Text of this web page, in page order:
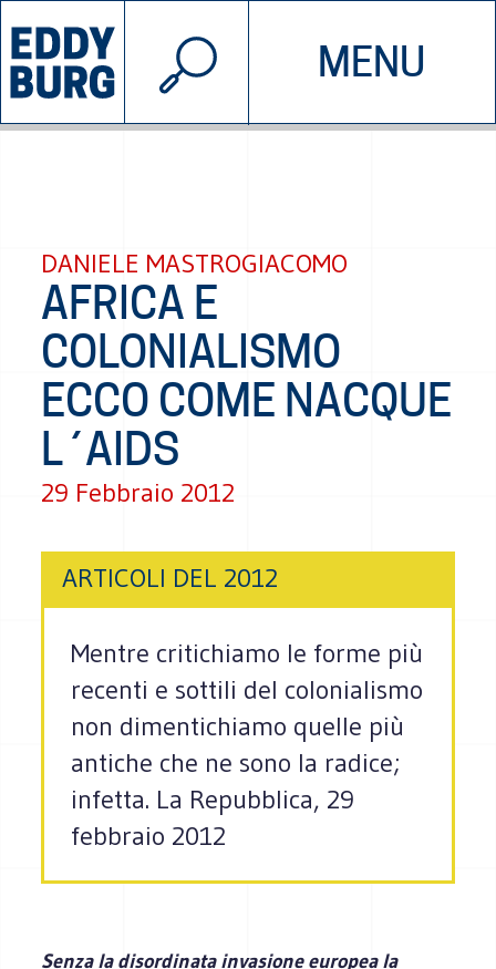
MENU
INIZIATIVE CHI SIAMO
© 2026 EDDYBURG
DANIELE MASTROGIACOMO
AFRICA E
COLONIALISMO
ECCO COME NACQUE
L´AIDS
29 Febbraio 2012
ARTICOLI DEL 2012
Mentre critichiamo le forme più
recenti e sottili del colonialismo
non dimentichiamo quelle più
antiche che ne sono la radice;
infetta. La Repubblica, 29
febbraio 2012
Senza la disordinata invasione europea la